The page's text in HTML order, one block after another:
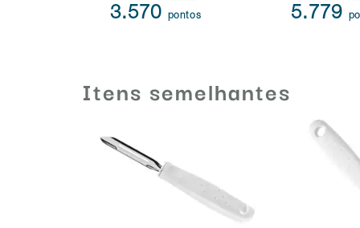
3.570 pontos 5.779
Itens semelhantes